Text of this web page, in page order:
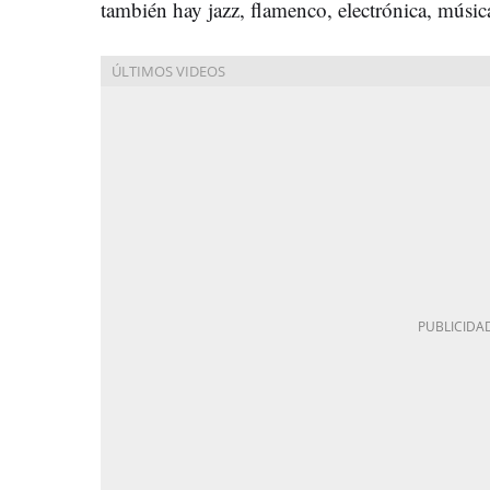
también hay jazz, flamenco, electrónica,